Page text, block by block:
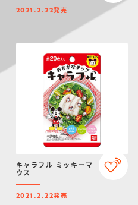
2021.2.22発売
キャラフル ミッキーマ
ウス
2021.2.22発売